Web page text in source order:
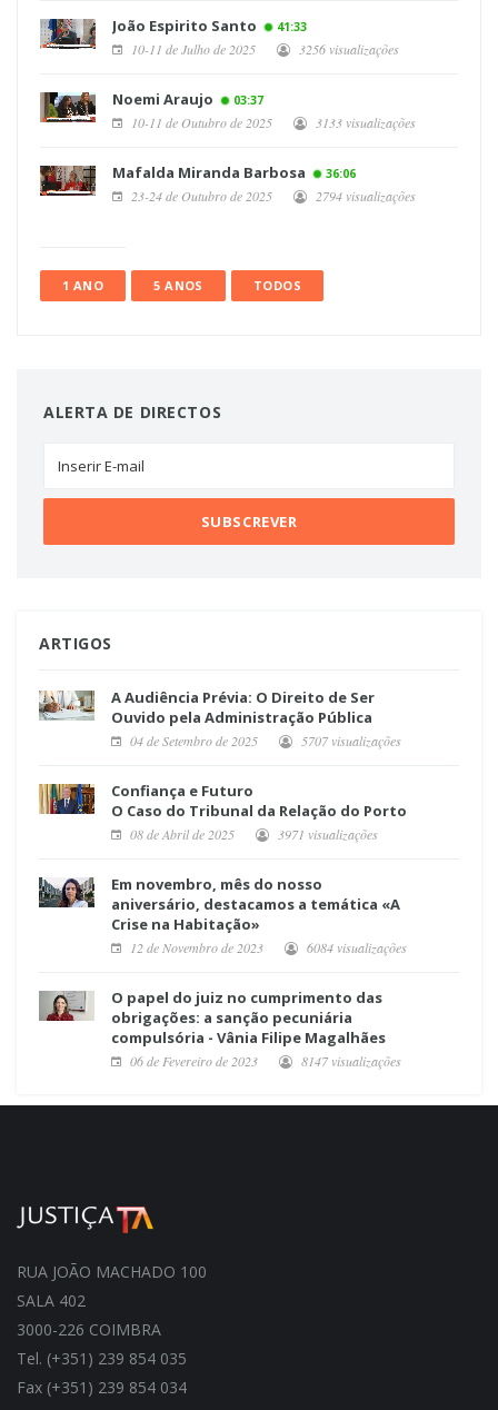
João Espirito Santo 41:33
10-11 de Julho de 2025 3256 visualizações
Noemi Araujo 03:37
10-11 de Outubro de 2025 3133 visualizações
Mafalda Miranda Barbosa 36:06
23-24 de Outubro de 2025 2794 visualizações
1 ANO 5 ANOS TODOS
ALERTA DE DIRECTOS
ARTIGOS
A Audiência Prévia: O Direito de Ser
Ouvido pela Administração Pública
04 de Setembro de 2025 5707 visualizações
Confiança e Futuro
O Caso do Tribunal da Relação do Porto
08 de Abril de 2025 3971 visualizações
Em novembro, mês do nosso
aniversário, destacamos a temática «A
Crise na Habitação»
12 de Novembro de 2023 6084 visualizações
O papel do juiz no cumprimento das
obrigações: a sanção pecuniária
compulsória - Vânia Filipe Magalhães
06 de Fevereiro de 2023 8147 visualizações
RUA JOÃO MACHADO 100
SALA 402
3000-226 COIMBRA
Tel. (+351) 239 854 035
Fax (+351) 239 854 034